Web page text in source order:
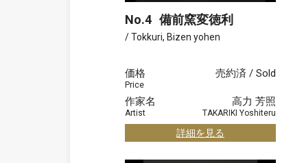
No.4 備前窯変徳利
/ Tokkuri, Bizen yohen
価格
Price
売約済 / Sold
作家名
Artist
高力 芳照
TAKARIKI Yoshiteru
詳細を見る